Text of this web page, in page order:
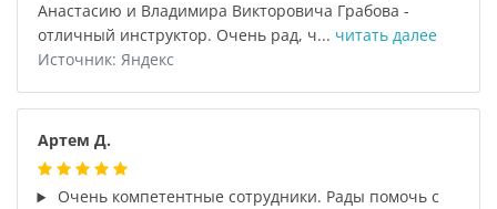
Анастасию и Владимира Викторовича Грабова -
отличный инструктор. Очень рад, ч... читать далее
Источник: Яндекс
Артем Д.
Очень компетентные сотрудники. Рады помочь с